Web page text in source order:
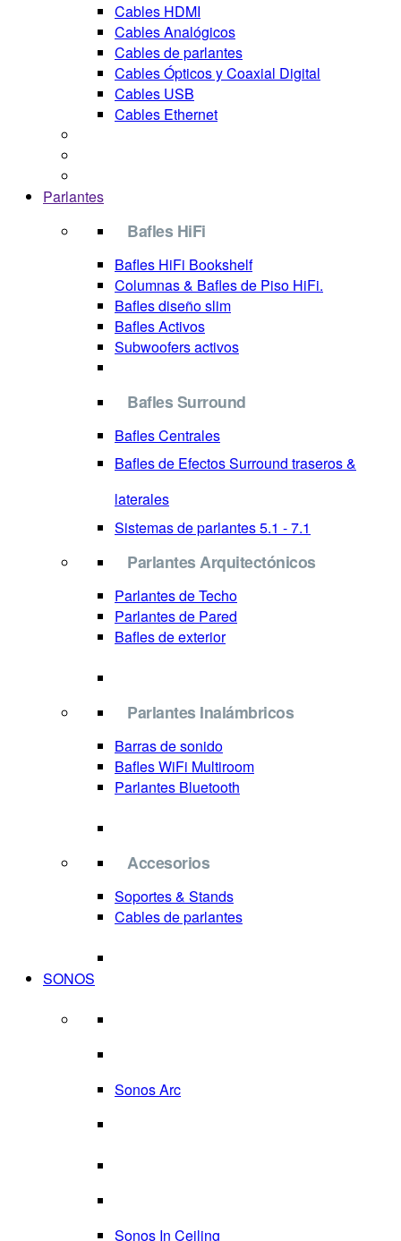
Cables HDMI
Cables Analógicos
Cables de parlantes
Cables Ópticos y Coaxial Digital
Cables USB
Cables Ethernet
Parlantes
Bafles HiFi
Bafles HiFi Bookshelf
Columnas & Bafles de Piso HiFi.
Bafles diseño slim
Bafles Activos
Subwoofers activos
Bafles Surround
Bafles Centrales
Bafles de Efectos Surround traseros &
laterales
Sistemas de parlantes 5.1 - 7.1
Parlantes Arquitectónicos
Parlantes de Techo
Parlantes de Pared
Bafles de exterior
Parlantes Inalámbricos
Barras de sonido
Bafles WiFi Multiroom
Parlantes Bluetooth
Accesorios
Soportes & Stands
Cables de parlantes
SONOS
Sonos Arc
Sonos In Ceiling